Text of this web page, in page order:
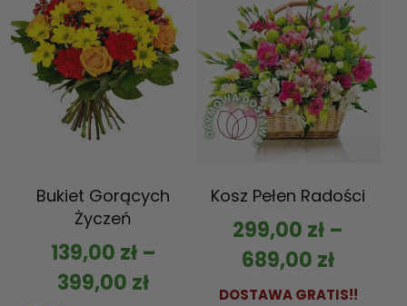
Bukiet Gorących
Życzeń
139,00 zł–
399,00 zł
Kosz Pełen Radości
299,00 zł –
689,00 zł
DOSTAWA GRATIS!!